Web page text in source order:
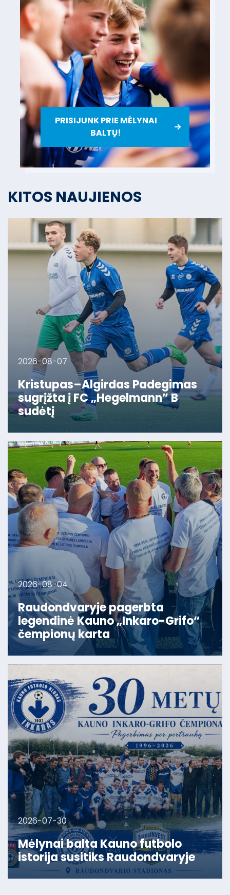
PRISIJUNK PRIE MĖLYNAI
BALTŲ!
KITOS NAUJIENOS
2026-08-07
Kristupas–Algirdas Padegimas
sugrįžta į FC „Hegelmann” B
sudėtį
2026-08-04
Raudondvaryje pagerbta
legendinė Kauno „Inkaro-Grifo“
čempionų karta
2026-07-30
Mėlynai balta Kauno futbolo
istorija susitiks Raudondvaryje